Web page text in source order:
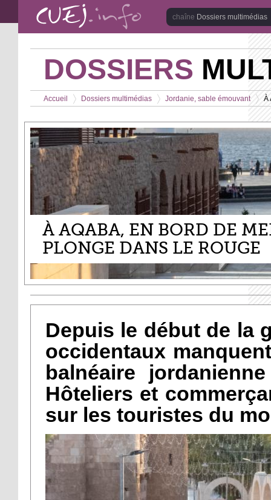
Aller au contenu principal
Dossiers multimédias
DOSSIERS
Vous êtes ici
Accueil
>
Dossiers multimédias
>
Jordanie, sable émouvant
>
À
À AQABA, EN BORD DE
PLONGE DANS LE ROUGE
Depuis le début de la
occidentaux
balnéaire
Hôteliers et
sur les touristes du